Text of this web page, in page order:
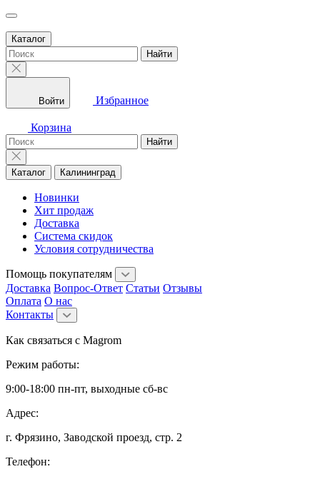
Каталог
Найти
Войти Избранное
Корзина
Найти
Каталог Калининград
Новинки
Хит продаж
Доставка
Система скидок
Условия сотрудничества
Помощь покупателям
Доставка Вопрос-Ответ Статьи Отзывы
Оплата О нас
Контакты
Как связаться с Magrom
Режим работы:
9:00-18:00 пн-пт, выходные сб-вс
Адрес:
г. Фрязино, Заводской проезд, стр. 2
Телефон: